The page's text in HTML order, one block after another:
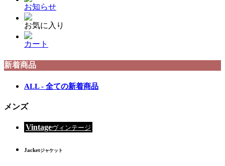
お知らせ
お気に入り
カート
新着商品
ALL - 全ての新着商品
メンズ
Vintageヴィンテージ
Jacketジャケット